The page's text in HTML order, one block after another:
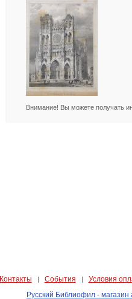
Внимание! Вы можете получать
Контакты | События | Условия
Русский Библиофил - магазин